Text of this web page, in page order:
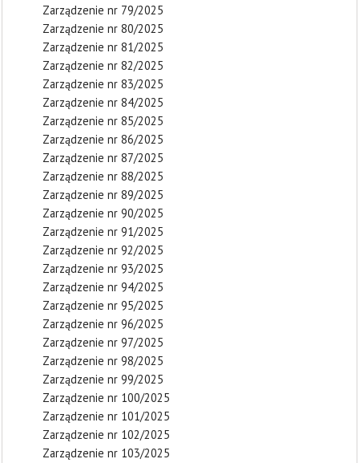
Zarządzenie nr 79/2025
Zarządzenie nr 80/2025
Zarządzenie nr 81/2025
Zarządzenie nr 82/2025
Zarządzenie nr 83/2025
Zarządzenie nr 84/2025
Zarządzenie nr 85/2025
Zarządzenie nr 86/2025
Zarządzenie nr 87/2025
Zarządzenie nr 88/2025
Zarządzenie nr 89/2025
Zarządzenie nr 90/2025
Zarządzenie nr 91/2025
Zarządzenie nr 92/2025
Zarządzenie nr 93/2025
Zarządzenie nr 94/2025
Zarządzenie nr 95/2025
Zarządzenie nr 96/2025
Zarządzenie nr 97/2025
Zarządzenie nr 98/2025
Zarządzenie nr 99/2025
Zarządzenie nr 100/2025
Zarządzenie nr 101/2025
Zarządzenie nr 102/2025
Zarządzenie nr 103/2025